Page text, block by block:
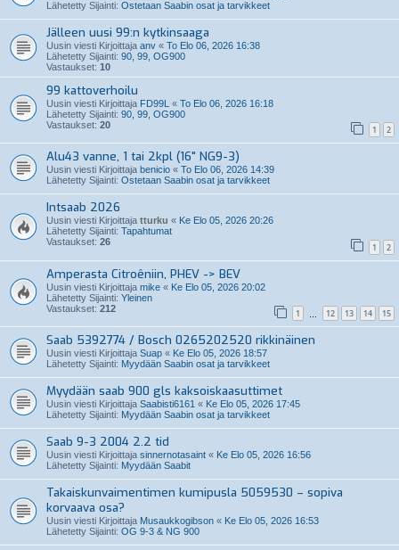
Lähetetty Sijainti: Ostetaan Saabin osat ja tarvikkeet
Jälleen uusi 99:n kytkinsaaga
Uusin viesti Kirjoittaja anv « To Elo 06, 2026 16:38
Lähetetty Sijainti: 90, 99, OG900
Vastaukset: 10
99 kattoverhoilu
Uusin viesti Kirjoittaja FD99L « To Elo 06, 2026 16:18
Lähetetty Sijainti: 90, 99, OG900
Vastaukset: 20 1 2
Alu43 vanne, 1 tai 2kpl (16" NG9-3)
Uusin viesti Kirjoittaja benicio « To Elo 06, 2026 14:39
Lähetetty Sijainti: Ostetaan Saabin osat ja tarvikkeet
Intsaab 2026
Uusin viesti Kirjoittaja tturku « Ke Elo 05, 2026 20:26
Lähetetty Sijainti: Tapahtumat
Vastaukset: 26 1 2
Amperasta Citroêniin, PHEV -> BEV
Uusin viesti Kirjoittaja mike « Ke Elo 05, 2026 20:02
Lähetetty Sijainti: Yleinen
Vastaukset: 212 1 12 13 14 15
Saab 5392774 / Bosch 0265202520 rikkinäinen
Uusin viesti Kirjoittaja Suap « Ke Elo 05, 2026 18:57
Lähetetty Sijainti: Myydään Saabin osat ja tarvikkeet
Myydään saab 900 gls kaksoiskaasuttimet
Uusin viesti Kirjoittaja Saabisti6161 « Ke Elo 05, 2026 17:45
Lähetetty Sijainti: Myydään Saabin osat ja tarvikkeet
Saab 9-3 2004 2.2 tid
Uusin viesti Kirjoittaja sinnernotasaint « Ke Elo 05, 2026 16:56
Lähetetty Sijainti: Myydään Saabit
Takaiskunvaimentimen kumipusla 5059530 – sopiva
korvaava osa?
Uusin viesti Kirjoittaja Musaukkogibson « Ke Elo 05, 2026 16:53
Lähetetty Sijainti: OG 9-3 & NG 900